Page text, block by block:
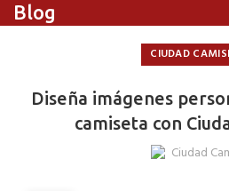
Blog
CIUDAD
Diseña imágenes
camiseta con
Ciudad